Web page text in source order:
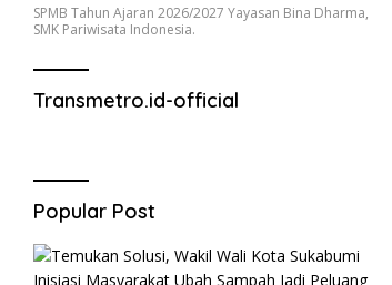
SPMB Tahun Ajaran 2026/2027 Yayasan Bina Dharma,
SMK Pariwisata Indonesia.
Transmetro.id-official
Popular Post